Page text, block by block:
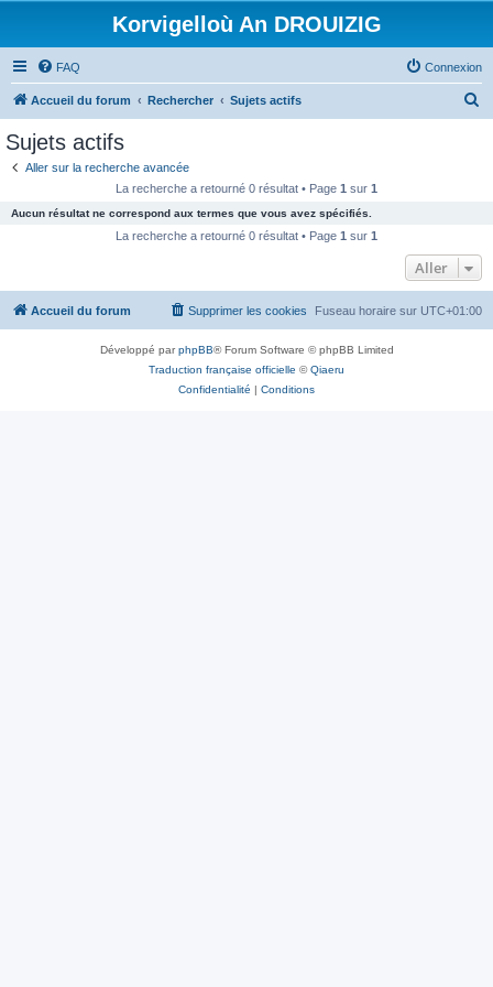
Korvigelloù An DROUIZIG
FAQ Connexion
Accueil du forum Rechercher Sujets actifs
c
e
Sujets actifs
Aller sur la recherche avancée
La recherche a retourné 0 résultat • Page 1 sur 1
Aucun résultat ne correspond aux termes que vous avez spécifiés.
La recherche a retourné 0 résultat • Page 1 sur 1
Aller
Accueil du forum Fuseau horaire sur UTC+01:00
Supprimer les cookies
Développé parphpBB® Forum Software © phpBB Limited
Traduction française officielle ©Qiaeru
Confidentialité | Conditions